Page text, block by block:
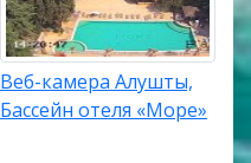
Веб-камера Алушты,
Бассейн отеля «Море»